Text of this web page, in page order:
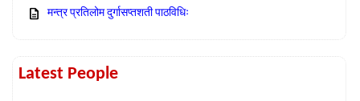
मन्त्र प्रतिलोम दुर्गासप्तशती पाठविधिः
Latest People